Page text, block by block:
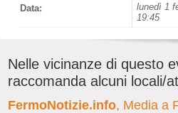
Data:
lunedì 1
19:45
Nelle vicinanze di questo
raccomanda alcuni locali/
FermoNotizie.info, Media a